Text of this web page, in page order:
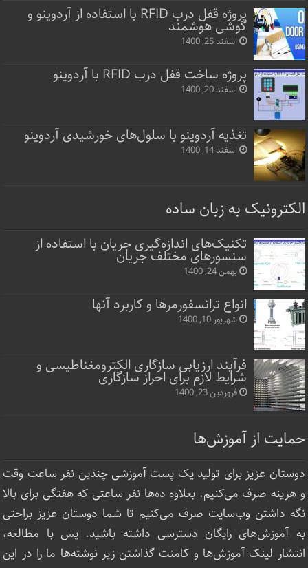
پروژه قفل‌ درب RFID با استفاده از آردوینو و
گوشی هوشمند
اسفند 25, 1400
پروژه ساخت قفل‌ درب RFID با آردوینو
اسفند 20, 1400
تغذیه آردوینو با سلول‌های خورشیدی آردوینو
اسفند 14, 1400
الکترونیک به زبان ساده
تکنیک‌های اندازه‌گیری جریان با استفاده از
سنسورهای مختلف جریان
بهمن 24, 1400
انواع ترانسفورمرها و کاربرد آنها
شهریور 10, 1400
فرآیند ارزیابی سازگاری الکترومغناطیسی و
شرایط لازم برای احراز سازگاری
فروردین 23, 1400
حمایت از آموزش‌ها
دوستان عزیز برای تولید یک پست آموزشی چندین نفر ساعت‌ وقت
و هزینه صرف می‌کنیم. بعلاوه ده‌ها نفر ساعتی که هفتگی برای بالا
نگه داشتن وب‌سایت صرف ‌می‌کنیم تا شما دوستان عزیز براحتی
به آموزش‌های رایگان دسترسی داشته باشید. پس با مطالعه،
انتشار لینک‌ آموزش‌ها و کامنت گذاشتن زیر نوشته‌‌ها ما را در این